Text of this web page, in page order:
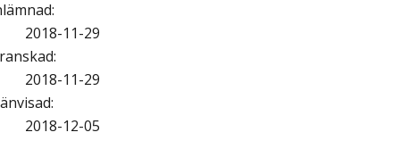
:
2018-11-29
:
2018-11-29
:
2018-12-05